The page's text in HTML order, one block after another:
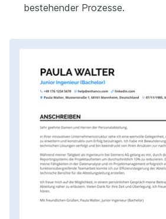
bestehender Prozesse.